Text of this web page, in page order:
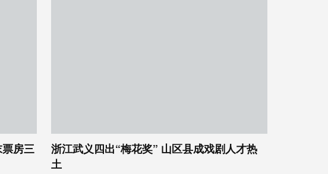
房三
浙江武义四出“梅花奖” 山区县成戏剧人才热
土